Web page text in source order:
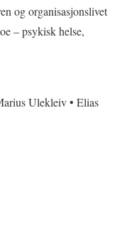
og organisasjonslivet
– psykisk helse,
Ulekleiv • Elias